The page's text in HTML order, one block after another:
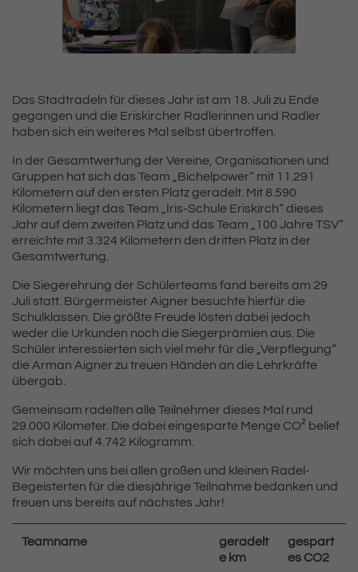
Das Stadtradeln für dieses Jahr ist am 18. Juli zu Ende
gegangen und die Eriskircher Radlerinnen und Radler
haben sich ein weiteres Mal selbst übertroffen.
In der Gesamtwertung der Vereine, Organisationen und
Gruppen hat sich das Team „Bichelpower“ mit 11.291
Kilometern auf den ersten Platz geradelt. Mit 8.590
Kilometern liegt das Team „Iris-Schule Eriskirch“ dieses
Jahr auf dem zweiten Platz und das Team „100 Jahre TSV“
erreichte mit 3.324 Kilometern den dritten Platz in der
Gesamtwertung.
Die Siegerehrung der Schülerteams fand bereits am 29
Juli statt. Bürgermeister Aigner besuchte hierfür die
Schulklassen. Die größte Freude lösten dabei jedoch
weder die Urkunden noch die Siegerprämien aus. Die
Schüler interessierten sich viel mehr für die „Verpflegung“
die Arman Aigner zu treuen Händen an die Lehrkräfte
übergab.
Gemeinsam radelten alle Teilnehmer dieses Mal rund
29.000 Kilometer. Die dabei eingesparte Menge CO² belief
sich dabei auf 4.742 Kilogramm.
Wir möchten uns bei allen großen und kleinen Radel-
Begeisterten für die diesjährige Teilnahme bedanken und
freuen uns bereits auf nächstes Jahr!
Teamname
geradelt
e km
gespart
es CO2